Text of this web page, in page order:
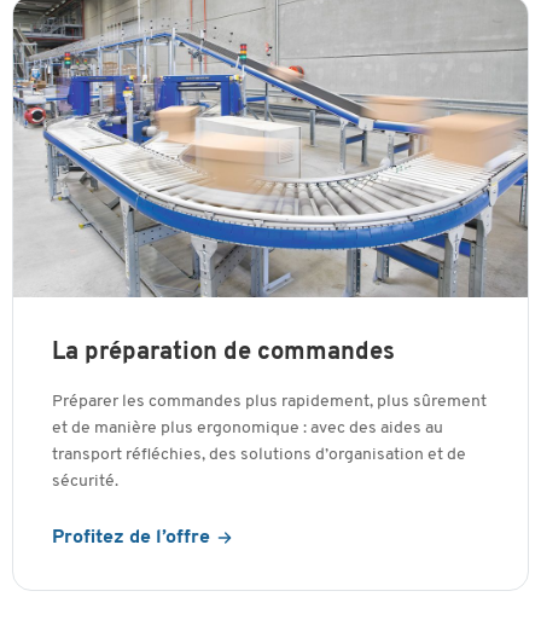
La préparation de commandes
Préparer les commandes plus rapidement, plus sûrement
et de manière plus ergonomique : avec des aides au
transport réfléchies, des solutions d’organisation et de
sécurité.
Profitez de l’offre